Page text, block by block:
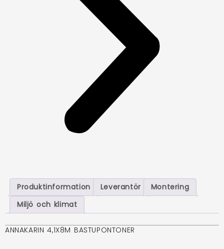
Produktinformation Leverantör
Montering
Miljö och klimat
ANNAKARIN 4,1X8M BASTUPONTONER